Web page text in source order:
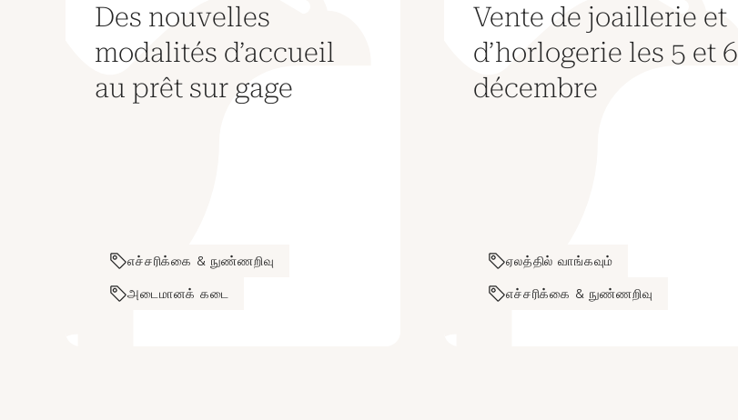
Des nouvelles
modalités d’accueil
au prêt sur gage
எச்சரிக்கை & நுண்ணறிவு
அடைமானக் கடை
Vente de joaillerie et
d’horlogerie les 5 et 6
décembre
ஏலத்தில் வாங்கவும்
எச்சரிக்கை & நுண்ணறிவு